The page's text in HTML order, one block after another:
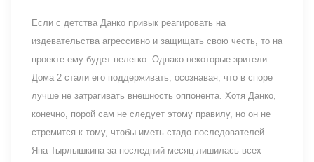
Если с детства Данко привык реагировать на
издевательства агрессивно и защищать свою честь, то на
проекте ему будет нелегко. Однако некоторые зрители
Дома 2 стали его поддерживать, осознавая, что в споре
лучше не затрагивать внешность оппонента. Хотя Данко,
конечно, порой сам не следует этому правилу, но он не
стремится к тому, чтобы иметь стадо последователей.
Яна Тырлышкина за последний месяц лишилась всех